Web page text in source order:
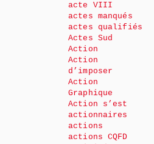
acte VIII
actes manqués
actes qualifiés
Actes Sud
Action
Action
d’imposer
Action
Graphique
Action s’est
actionnaires
actions
actions CQFD